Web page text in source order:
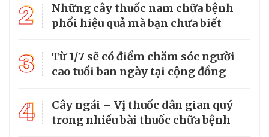
2
Những cây thuốc nam chữa bệnh
phổi hiệu quả mà bạn chưa biết
3
Từ 1/7 sẽ có điểm chăm sóc người
cao tuổi ban ngày tại cộng đồng
4
Cây ngái – Vị thuốc dân gian quý
trong nhiều bài thuốc chữa bệnh